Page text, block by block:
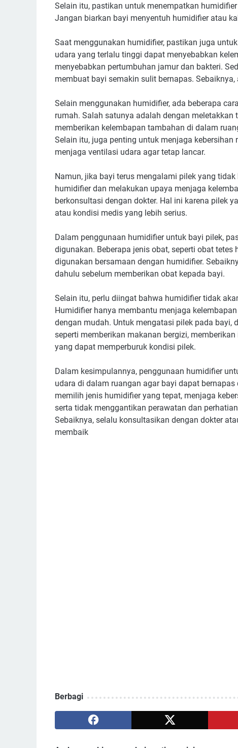
Selain itu, pastikan untuk menempatkan
Jangan biarkan bayi menyentuh humidifier atau
Saat menggunakan humidifier, pastikan juga
udara yang terlalu tinggi dapat menyebabkan
menyebabkan pertumbuhan jamur dan bakteri.
membuat bayi semakin sulit bernapas.
Selain menggunakan humidifier, ada beberapa
rumah. Salah satunya adalah dengan
memberikan kelembapan tambahan di dalam
Selain itu, juga penting untuk menjaga
menjaga ventilasi udara agar tetap lancar.
Namun, jika bayi terus mengalami pilek yang
humidifier dan melakukan upaya menjaga
berkonsultasi dengan dokter. Hal ini karena pilek
atau kondisi medis yang lebih serius.
Dalam penggunaan humidifier untuk bayi pilek,
digunakan. Beberapa jenis obat, seperti obat
digunakan bersamaan dengan humidifier.
dahulu sebelum memberikan obat kepada bayi.
Selain itu, perlu diingat bahwa humidifier tidak
Humidifier hanya membantu menjaga
dengan mudah. Untuk mengatasi pilek pada
seperti memberikan makanan bergizi,
yang dapat memperburuk kondisi pilek.
Dalam kesimpulannya, penggunaan humidifier
udara di dalam ruangan agar bayi dapat
memilih jenis humidifier yang tepat, menjaga
serta tidak menggantikan perawatan dan
Sebaiknya, selalu konsultasikan dengan dokter
membaik
Berbagi